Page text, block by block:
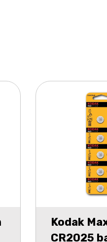
Kodak
CR2025